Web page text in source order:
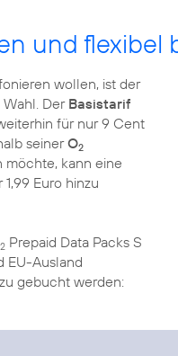
und flexibel
wollen, ist der
DerBasistarif
für nur 9 Cent
seinerO2
kann eine
1,99 Euro hinzu
2 Prepaid Data Packs S
EU-Ausland
gebucht werden: